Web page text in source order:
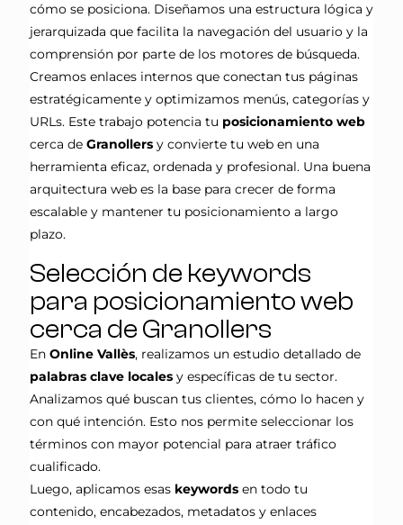
cómo se posiciona. Diseñamos una estructura lógica y
jerarquizada que facilita la navegación del usuario y la
comprensión por parte de los motores de búsqueda.
Creamos enlaces internos que conectan tus páginas
estratégicamente y optimizamos menús, categorías y
URLs. Este trabajo potencia tu posicionamiento web
cerca de Granollers y convierte tu web en una
herramienta eficaz, ordenada y profesional. Una buena
arquitectura web es la base para crecer de forma
escalable y mantener tu posicionamiento a largo
plazo.
Selección de keywords
para posicionamiento web
cerca de Granollers
En Online Vallès, realizamos un estudio detallado de
palabras clave locales y específicas de tu sector.
Analizamos qué buscan tus clientes, cómo lo hacen y
con qué intención. Esto nos permite seleccionar los
términos con mayor potencial para atraer tráfico
cualificado.
Luego, aplicamos esas keywords en todo tu
contenido, encabezados, metadatos y enlaces